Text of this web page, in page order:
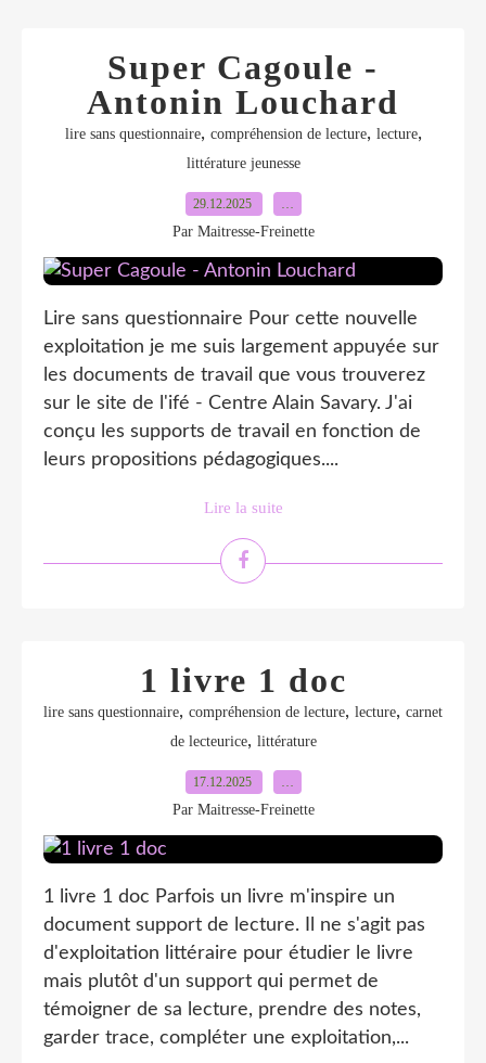
Super Cagoule -
Antonin Louchard
lire sans questionnaire, compréhension de lecture, lecture,
littérature jeunesse
29.12.2025 …
Par Maitresse-Freinette
Lire sans questionnaire Pour cette nouvelle
exploitation je me suis largement appuyée sur
les documents de travail que vous trouverez
sur le site de l'ifé - Centre Alain Savary. J'ai
conçu les supports de travail en fonction de
leurs propositions pédagogiques....
Lire la suite
1 livre 1 doc
lire sans questionnaire, compréhension de lecture, lecture, carnet
de lecteurice, littérature
17.12.2025 …
Par Maitresse-Freinette
1 livre 1 doc Parfois un livre m'inspire un
document support de lecture. Il ne s'agit pas
d'exploitation littéraire pour étudier le livre
mais plutôt d'un support qui permet de
témoigner de sa lecture, prendre des notes,
garder trace, compléter une exploitation,...